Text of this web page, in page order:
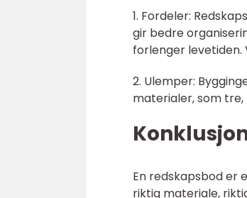
1. Fordeler:
gir bedre
forlenger levetiden.
2. Ulemper:
materialer, som tre,
En redskapsbod er
riktig materiale,